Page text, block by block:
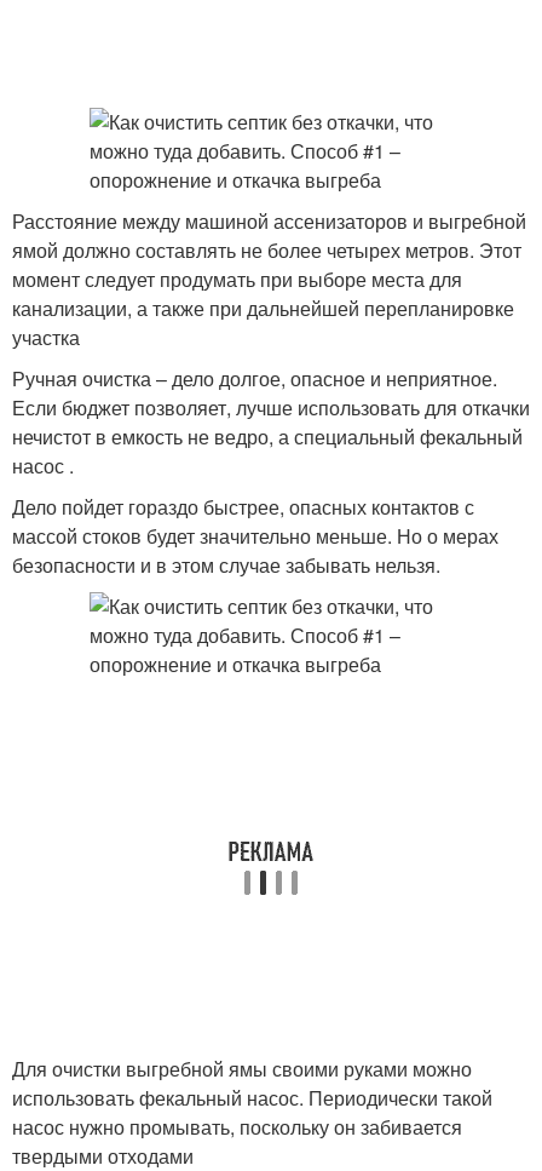
Расстояние между машиной ассенизаторов и выгребной
ямой должно составлять не более четырех метров. Этот
момент следует продумать при выборе места для
канализации, а также при дальнейшей перепланировке
участка
Ручная очистка – дело долгое, опасное и неприятное.
Если бюджет позволяет, лучше использовать для откачки
нечистот в емкость не ведро, а специальный фекальный
насос .
Дело пойдет гораздо быстрее, опасных контактов с
массой стоков будет значительно меньше. Но о мерах
безопасности и в этом случае забывать нельзя.
Для очистки выгребной ямы своими руками можно
использовать фекальный насос. Периодически такой
насос нужно промывать, поскольку он забивается
твердыми отходами